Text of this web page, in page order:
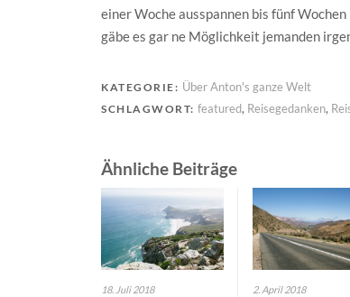
einer Woche ausspannen bis fünf
gäbe es gar ne Möglichkeit jemanden
KATEGORIE: Über Anton's ganze Welt
SCHLAGWORT: featured, Reisegedanken,
Ähnliche Beiträge
18. Juli 2018 2. April 2018